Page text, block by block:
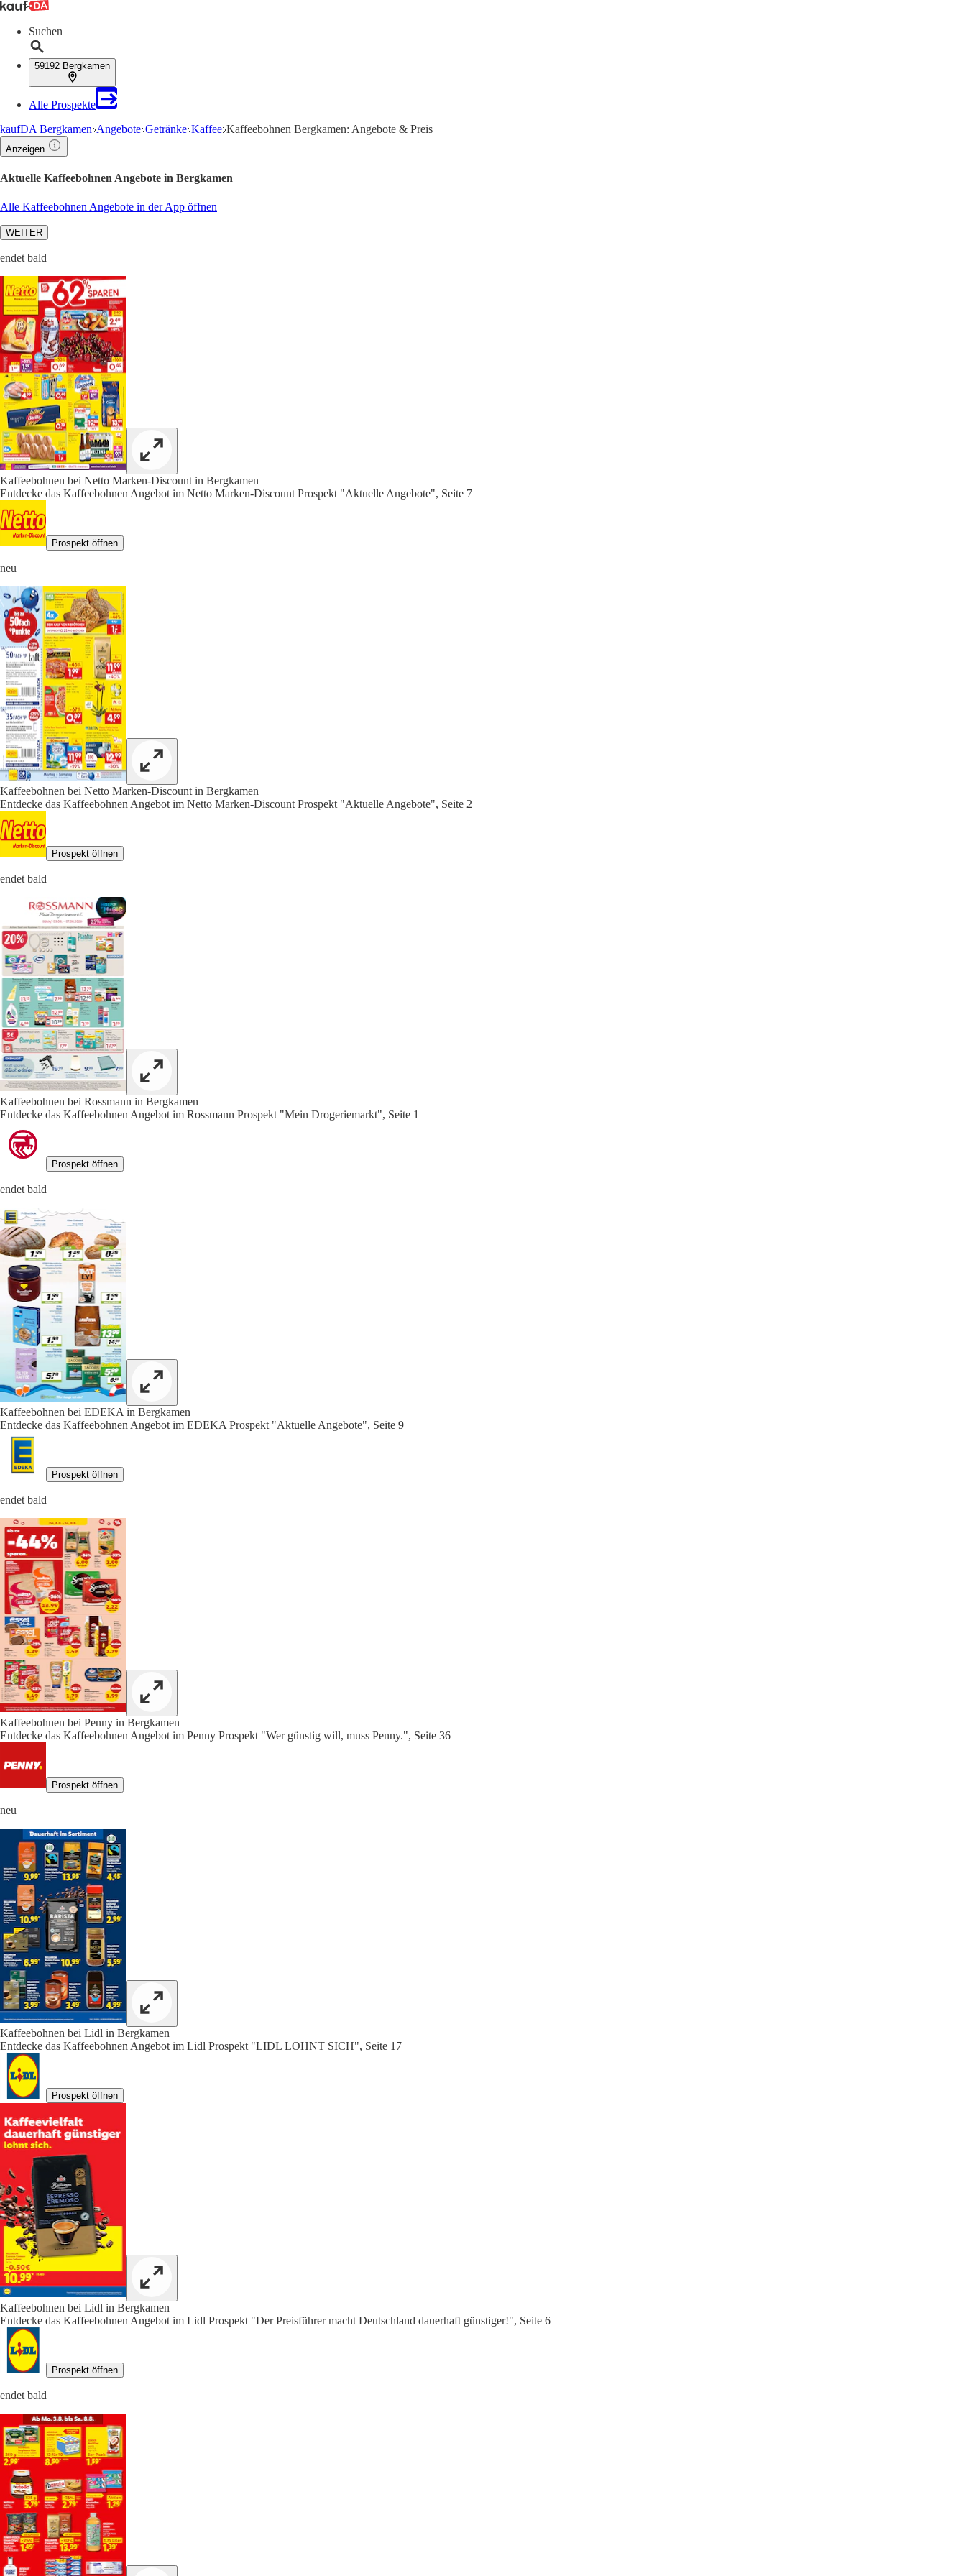
Suchen
59192 Bergkamen
Alle Prospekte
kaufDA Bergkamen Angebote Getränke Kaffee Kaffeebohnen Bergkamen: Angebote & Preis
Anzeigen
Aktuelle Kaffeebohnen Angebote in Bergkamen
Alle Kaffeebohnen Angebote in der App öffnen
WEITER
endet bald
Kaffeebohnen bei Netto Marken-Discount in Bergkamen
Entdecke das Kaffeebohnen Angebot im Netto Marken-Discount Prospekt "Aktuelle Angebote", Seite 7
Prospekt öffnen
neu
Kaffeebohnen bei Netto Marken-Discount in Bergkamen
Entdecke das Kaffeebohnen Angebot im Netto Marken-Discount Prospekt "Aktuelle Angebote", Seite 2
Prospekt öffnen
endet bald
Kaffeebohnen bei Rossmann in Bergkamen
Entdecke das Kaffeebohnen Angebot im Rossmann Prospekt "Mein Drogeriemarkt", Seite 1
Prospekt öffnen
endet bald
Kaffeebohnen bei EDEKA in Bergkamen
Entdecke das Kaffeebohnen Angebot im EDEKA Prospekt "Aktuelle Angebote", Seite 9
Prospekt öffnen
endet bald
Kaffeebohnen bei Penny in Bergkamen
Entdecke das Kaffeebohnen Angebot im Penny Prospekt "Wer günstig will, muss Penny.", Seite 36
Prospekt öffnen
neu
Kaffeebohnen bei Lidl in Bergkamen
Entdecke das Kaffeebohnen Angebot im Lidl Prospekt "LIDL LOHNT SICH", Seite 17
Prospekt öffnen
Kaffeebohnen bei Lidl in Bergkamen
Entdecke das Kaffeebohnen Angebot im Lidl Prospekt "Der Preisführer macht Deutschland dauerhaft günstiger!", Seite 6
Prospekt öffnen
endet bald